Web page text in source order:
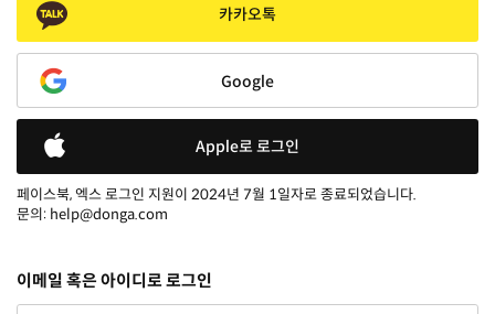
카카오톡
Google
Apple로 로그인
페이스북, 엑스 로그인 지원이 2024년 7월 1일자로 종료되었습니다.
문의: help@donga.com
이메일 혹은 아이디로 로그인